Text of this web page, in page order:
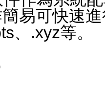
易可快速
、.xyz等。